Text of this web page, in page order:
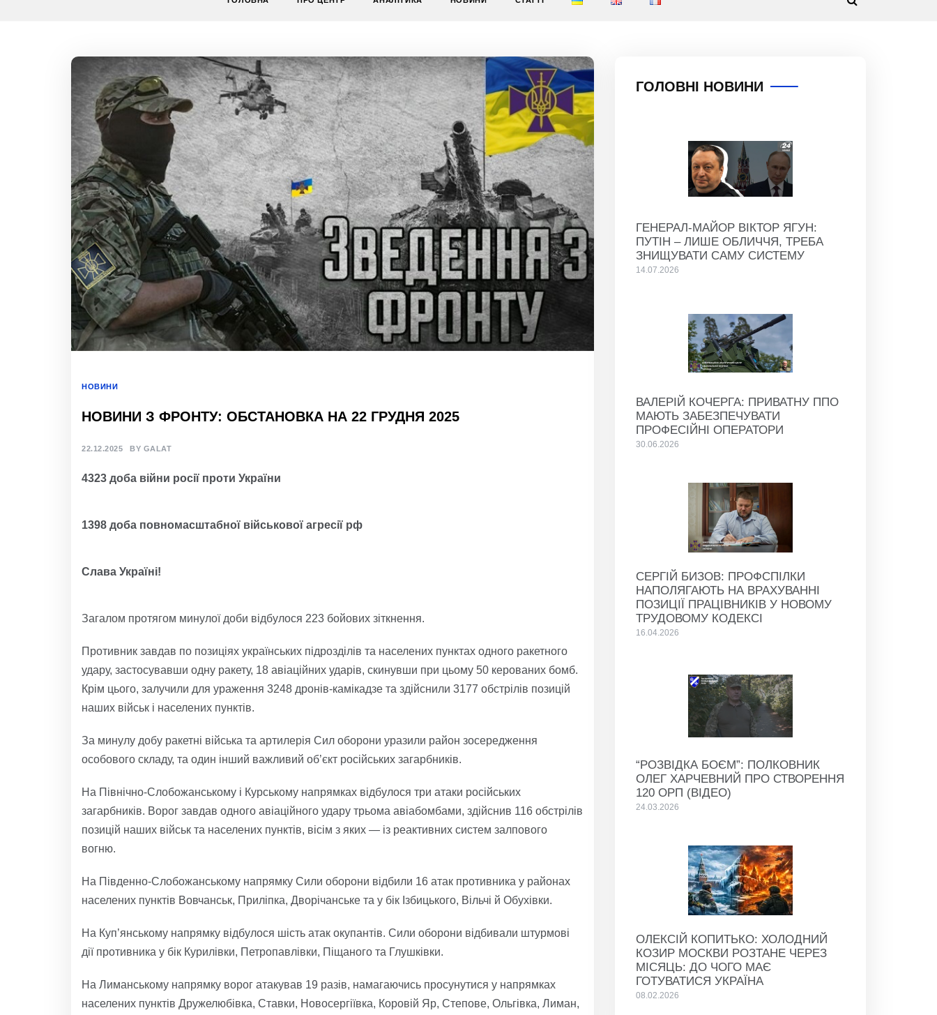
НОВИНИ
НОВИНИ З ФРОНТУ: ОБСТАНОВКА НА 22 ГРУДНЯ 2025
22.12.2025 BY GALAT
4323 доба війни росії проти України
1398 доба повномасштабної військової агресії рф
Слава Україні!
Загалом протягом минулої доби відбулося 223 бойових зіткнення.
Противник завдав по позиціях українських підрозділів та населених пунктах одного ракетного
удару, застосувавши одну ракету, 18 авіаційних ударів, скинувши при цьому 50 керованих бомб.
Крім цього, залучили для ураження 3248 дронів-камікадзе та здійснили 3177 обстрілів позицій
наших військ і населених пунктів.
За минулу добу ракетні війська та артилерія Сил оборони уразили район зосередження
особового складу, та один інший важливий об’єкт російських загарбників.
На Північно-Слобожанському і Курському напрямках відбулося три атаки російських
загарбників. Ворог завдав одного авіаційного удару трьома авіабомбами, здійснив 116 обстрілів
позицій наших військ та населених пунктів, вісім з яких — із реактивних систем залпового
вогню.
На Південно-Слобожанському напрямку Сили оборони відбили 16 атак противника у районах
населених пунктів Вовчанськ, Приліпка, Дворічанське та у бік Ізбицького, Вільчі й Обухівки.
На Куп’янському напрямку відбулося шість атак окупантів. Сили оборони відбивали штурмові
дії противника у бік Курилівки, Петропавлівки, Піщаного та Глушківки.
На Лиманському напрямку ворог атакував 19 разів, намагаючись просунутися у напрямках
населених пунктів Дружелюбівка, Ставки, Новосергіївка, Коровій Яр, Степове, Ольгівка, Лиман,
ГОЛОВНІ НОВИНИ
ГЕНЕРАЛ-МАЙОР ВІКТОР ЯГУН:
ПУТІН – ЛИШЕ ОБЛИЧЧЯ, ТРЕБА
ЗНИЩУВАТИ САМУ СИСТЕМУ
14.07.2026
ВАЛЕРІЙ КОЧЕРГА: ПРИВАТНУ ППО
МАЮТЬ ЗАБЕЗПЕЧУВАТИ
ПРОФЕСІЙНІ ОПЕРАТОРИ
30.06.2026
СЕРГІЙ БИЗОВ: ПРОФСПІЛКИ
НАПОЛЯГАЮТЬ НА ВРАХУВАННІ
ПОЗИЦІЇ ПРАЦІВНИКІВ У НОВОМУ
ТРУДОВОМУ КОДЕКСІ
16.04.2026
“РОЗВІДКА БОЄМ”: ПОЛКОВНИК
ОЛЕГ ХАРЧЕВНИЙ ПРО СТВОРЕННЯ
120 ОРП (ВІДЕО)
24.03.2026
ОЛЕКСІЙ КОПИТЬКО: ХОЛОДНИЙ
КОЗИР МОСКВИ РОЗТАНЕ ЧЕРЕЗ
МІСЯЦЬ: ДО ЧОГО МАЄ
ГОТУВАТИСЯ УКРАЇНА
08.02.2026